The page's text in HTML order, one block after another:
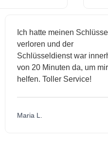
Ich hatte meinen Schlüssel
verloren und der
Schlüsseldienst war
von 20 Minuten da, um mir
helfen. Toller Service!
Maria L.